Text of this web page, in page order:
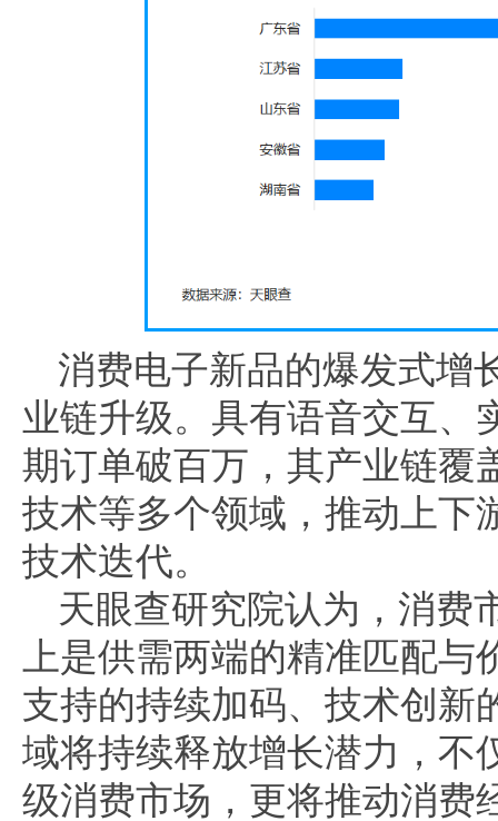
消费电子新品的爆发式增
业链升级。具有语音交互、
期订单破百万，其产业链覆
技术等多个领域，推动上下
技术迭代。
天眼查研究院认为，消费
上是供需两端的精准匹配
支持的持续加码、技术创新
域将持续释放增长潜力，不
级消费市场，更将推动消费